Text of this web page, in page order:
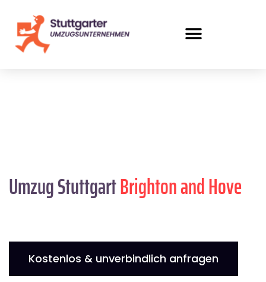
Umzug StuttgartBrighton and Hove
Kostenlos & unverbindlich anfragen